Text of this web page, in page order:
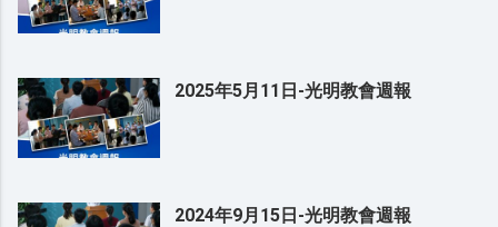
2025年5月11日-光明教會週報
2024年9月15日-光明教會週報